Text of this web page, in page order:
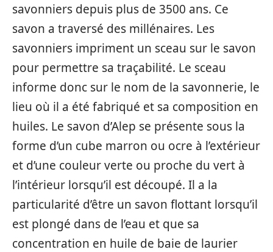
savonniers depuis plus de 3500 ans. Ce
savon a traversé des millénaires. Les
savonniers impriment un sceau sur le savon
pour permettre sa traçabilité. Le sceau
informe donc sur le nom de la savonnerie, le
lieu où il a été fabriqué et sa composition en
huiles. Le savon d’Alep se présente sous la
forme d’un cube marron ou ocre à l’extérieur
et d’une couleur verte ou proche du vert à
l’intérieur lorsqu’il est découpé. Il a la
particularité d’être un savon flottant lorsqu’il
est plongé dans de l’eau et que sa
concentration en huile de baie de laurier